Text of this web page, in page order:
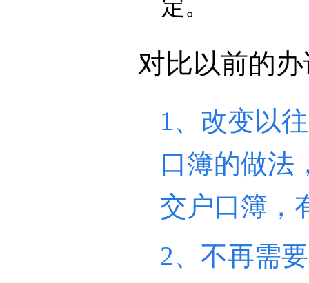
定。
对比以前的
1、改变以
口簿的做法
交户口簿，
2、不再需